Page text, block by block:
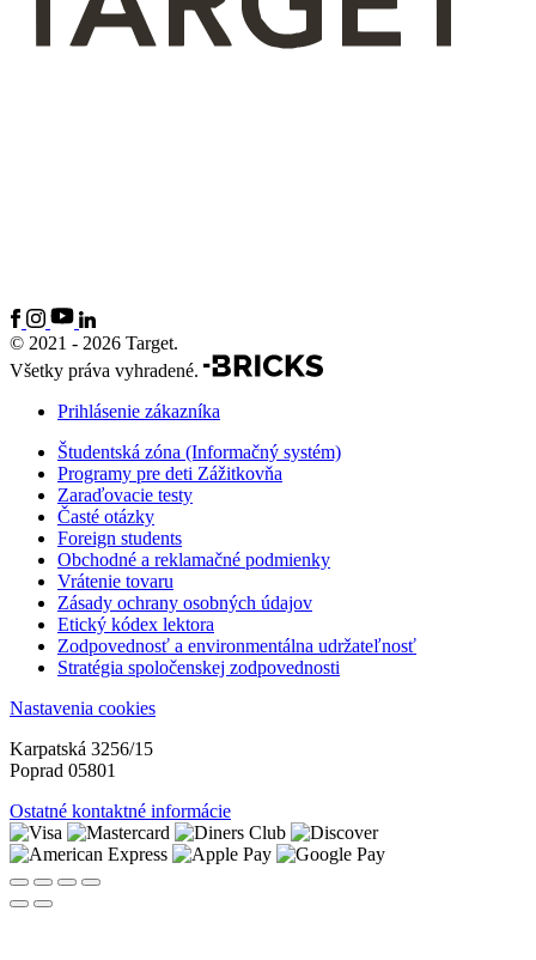
© 2021 - 2026 Target.
Všetky práva vyhradené.
Prihlásenie zákazníka
Študentská zóna (Informačný systém)
Programy pre deti Zážitkovňa
Zaraďovacie testy
Časté otázky
Foreign students
Obchodné a reklamačné podmienky
Vrátenie tovaru
Zásady ochrany osobných údajov
Etický kódex lektora
Zodpovednosť a environmentálna udržateľnosť
Stratégia spoločenskej zodpovednosti
Nastavenia cookies
Karpatská 3256/15
Poprad 05801
Ostatné kontaktné informácie